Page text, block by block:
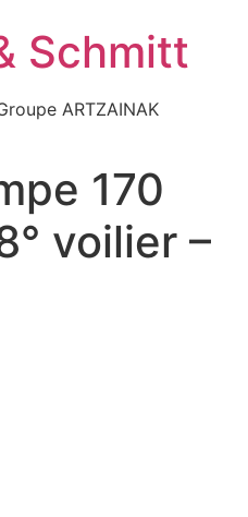
Schmitt
ARTZAINAK
170
voilier –